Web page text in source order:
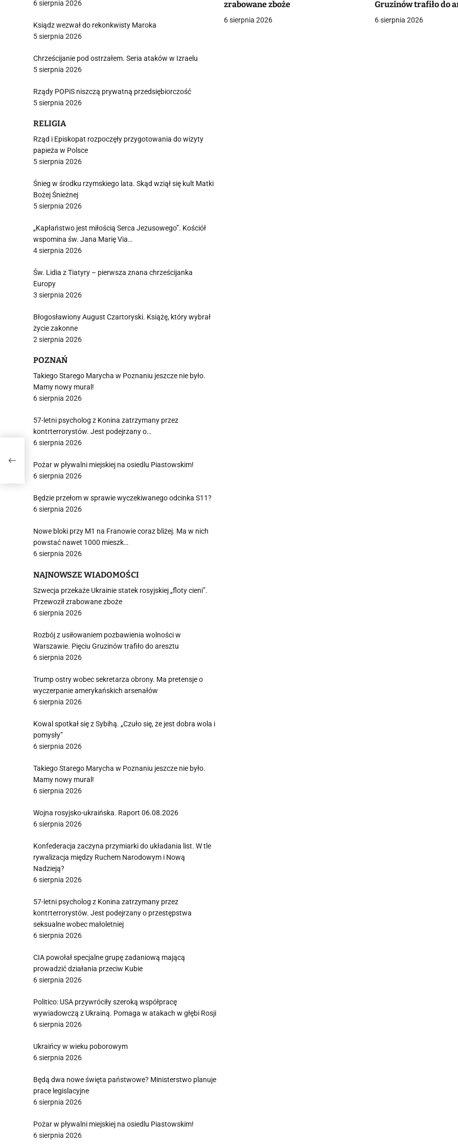
g
a
zrabowane zboże
6 sierpnia 2026
Gruzinów trafiło do
6 sierpnia 2026
6 sierpnia 2026
Ksiądz wezwał do rekonkwisty Maroka
5 sierpnia 2026
Chrześcijanie pod ostrzałem. Seria ataków w Izraelu
5 sierpnia 2026
Rządy POPiS niszczą prywatną przedsiębiorczość
5 sierpnia 2026
RELIGIA
Rząd i Episkopat rozpoczęły przygotowania do wizyty
papieża w Polsce
5 sierpnia 2026
Śnieg w środku rzymskiego lata. Skąd wziął się kult Matki
Bożej Śnieżnej
5 sierpnia 2026
„Kapłaństwo jest miłością Serca Jezusowego”. Kościół
wspomina św. Jana Marię Via…
4 sierpnia 2026
Św. Lidia z Tiatyry – pierwsza znana chrześcijanka
Europy
3 sierpnia 2026
Błogosławiony August Czartoryski. Książę, który wybrał
życie zakonne
2 sierpnia 2026
POZNAŃ
Takiego Starego Marycha w Poznaniu jeszcze nie było.
Mamy nowy mural!
6 sierpnia 2026
57-letni psycholog z Konina zatrzymany przez
kontrterrorystów. Jest podejrzany o…
6 sierpnia 2026
Pożar w pływalni miejskiej na osiedlu Piastowskim!
6 sierpnia 2026
Będzie przełom w sprawie wyczekiwanego odcinka S11?
6 sierpnia 2026
Nowe bloki przy M1 na Franowie coraz bliżej. Ma w nich
powstać nawet 1000 mieszk…
6 sierpnia 2026
NAJNOWSZE WIADOMOŚCI
Szwecja przekaże Ukrainie statek rosyjskiej „floty cieni”.
Przewoził zrabowane zboże
6 sierpnia 2026
Rozbój z usiłowaniem pozbawienia wolności w
Warszawie. Pięciu Gruzinów trafiło do aresztu
6 sierpnia 2026
Trump ostry wobec sekretarza obrony. Ma pretensje o
wyczerpanie amerykańskich arsenałów
6 sierpnia 2026
Kowal spotkał się z Sybihą. „Czuło się, że jest dobra wola i
pomysły”
6 sierpnia 2026
Takiego Starego Marycha w Poznaniu jeszcze nie było.
Mamy nowy mural!
6 sierpnia 2026
Wojna rosyjsko-ukraińska. Raport 06.08.2026
6 sierpnia 2026
Konfederacja zaczyna przymiarki do układania list. W tle
rywalizacja między Ruchem Narodowym i Nową
Nadzieją?
6 sierpnia 2026
57-letni psycholog z Konina zatrzymany przez
kontrterrorystów. Jest podejrzany o przestępstwa
seksualne wobec małoletniej
6 sierpnia 2026
CIA powołał specjalne grupę zadaniową mającą
prowadzić działania przeciw Kubie
6 sierpnia 2026
Politico: USA przywróciły szeroką współpracę
wywiadowczą z Ukrainą. Pomaga w atakach w głębi Rosji
6 sierpnia 2026
Ukraińcy w wieku poborowym
6 sierpnia 2026
Będą dwa nowe święta państwowe? Ministerstwo planuje
prace legislacyjne
6 sierpnia 2026
Pożar w pływalni miejskiej na osiedlu Piastowskim!
6 sierpnia 2026